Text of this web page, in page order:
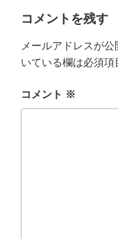
コメントを残す
メールアドレスが公
いている欄は必須項
コメント ※